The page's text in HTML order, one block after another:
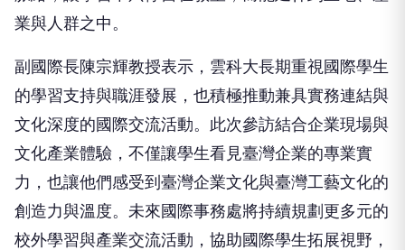
業與人群之中。
副國際長陳宗輝教授表示，雲科大長期重視國際學生
的學習支持與職涯發展，也積極推動兼具實務連結與
文化深度的國際交流活動。此次參訪結合企業現場與
文化產業體驗，不僅讓學生看見臺灣企業的專業實
力，也讓他們感受到臺灣企業文化與臺灣工藝文化的
創造力與溫度。未來國際事務處將持續規劃更多元的
校外學習與產業交流活動，協助國際學生拓展視野，